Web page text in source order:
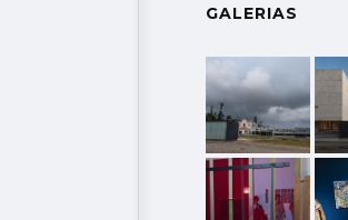
GALERIAS